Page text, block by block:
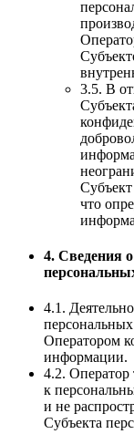
3.5. В
что
4. Сведения
4.1.
Оператором
информации.
4.2. Оператор
к
и не
Субъекта